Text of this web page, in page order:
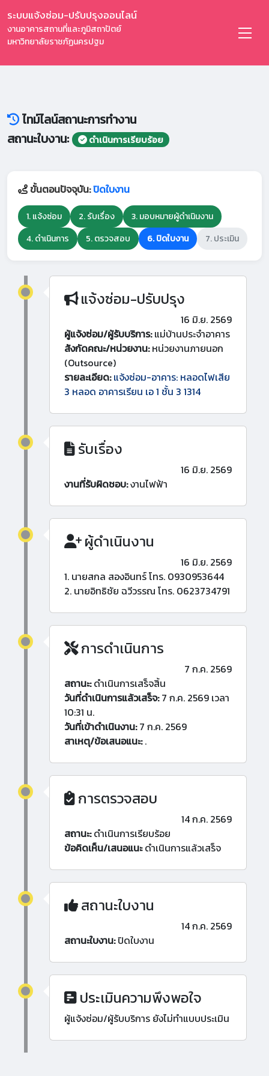
ระบบแจ้งซ่อม-ปรับปรุงออนไลน์
งานอาคารสถานที่และภูมิสถาปัตย์
มหาวิทยาลัยราชภัฏนครปฐม
ไทม์ไลน์สถานะการทำงาน
สถานะใบงาน:
ดำเนินการเรียบร้อย
ขั้นตอนปัจจุบัน:ปิดใบงาน
1. แจ้งซ่อม 2. รับเรื่อง
3. มอบหมายผู้ดำเนินงาน
4. ดำเนินการ
5. ตรวจสอบ 6. ปิดใบงาน 7. ประเมิน
แจ้งซ่อม-ปรับปรุง
16 มิ.ย. 2569
ผู้แจ้งซ่อม/ผู้รับบริการ:แม่บ้านประจำอาคาร
สังกัดคณะ/หน่วยงาน:หน่วยงานภายนอก
(Outsource)
รายละเอียด: แจ้งซ่อม-อาคาร: หลอดไฟเสีย
3 หลอด อาคารเรียน เอ 1 ชั้น 3 1314
รับเรื่อง
16 มิ.ย. 2569
งานที่รับผิดชอบ:งานไฟฟ้า
ผู้ดำเนินงาน
16 มิ.ย. 2569
1. นายสกล สองอินทร์ โทร. 0930953644
2. นายอิทธิชัย ฉวีวรรณ โทร. 0623734791
การดำเนินการ
7 ก.ค. 2569
สถานะ:ดำเนินการเสร็จสิ้น
วันที่ดำเนินการแล้วเสร็จ:7 ก.ค. 2569 เวลา
10:31 น.
วันที่เข้าดำเนินงาน:7 ก.ค. 2569
สาเหตุ/ข้อเสนอแนะ:.
การตรวจสอบ
14 ก.ค. 2569
สถานะ:ดำเนินการเรียบร้อย
ข้อคิดเห็น/เสนอแนะดำเนินการแล้วเสร็จ
สถานะใบงาน
14 ก.ค. 2569
สถานะใบงาน:ปิดใบงาน
ประเมินความพึงพอใจ
ผู้แจ้งซ่อม/ผู้รับบริการ ยังไม่ทำแบบประเมิน